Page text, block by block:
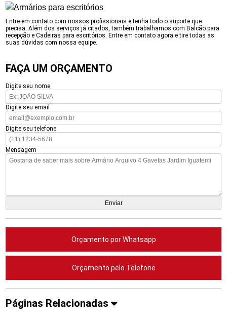
Entre em contato com nossos profissionais e tenha todo o suporte que
precisa. Além dos serviços já citados, também trabalhamos com Balcão para
recepção e Cadeiras para escritórios. Entre em contato agora e tire todas as
suas dúvidas com nossa equipe.
FAÇA UM ORÇAMENTO
Digite seu nome
Digite seu email
Digite seu telefone
Mensagem
Orçamento por Whatsapp
Orçamento pelo Telefone
Páginas Relacionadas